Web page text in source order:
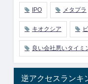
IPO メタプラ
キオクシア
良い会社悪いタイミ
逆アクセスランキ